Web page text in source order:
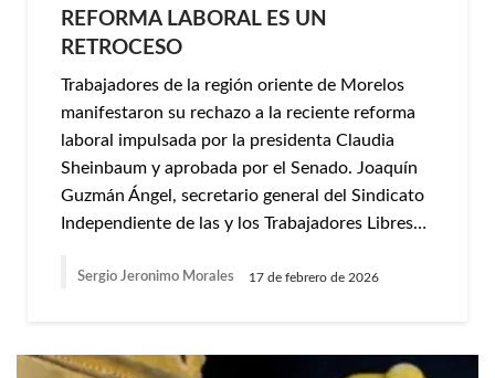
REFORMA LABORAL ES UN
RETROCESO
Trabajadores de la región oriente de Morelos
manifestaron su rechazo a la reciente reforma
laboral impulsada por la presidenta Claudia
Sheinbaum y aprobada por el Senado. Joaquín
Guzmán Ángel, secretario general del Sindicato
Independiente de las y los Trabajadores Libres…
Sergio Jeronimo Morales 17 de febrero de 2026